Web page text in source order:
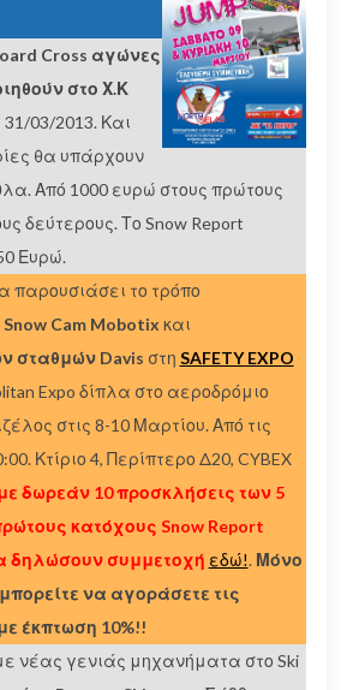
Cross αγώνες
στο Χ.Κ
31/03/2013. Και
θα υπάρχουν
Από 1000 ευρώ στους πρώτους
δεύτερους. Το Snow Report
Ευρώ.
παρουσιάσει το τρόπο
Snow Cam Mobotix και
σταθμών Davis στη SAFETY EXPO
Expo δίπλα στο αεροδρόμιο
στις 8-10 Μαρτίου. Από τις
Κτίριο 4, Περίπτερο Δ20, CYBEX
δωρεάν 10 προσκλήσεις των 5
κατόχους Snow Report
δηλώσουν συμμετοχή εδώ!. Μόνο
να αγοράσετε τις
έκπτωση 10%!!
νέας γενιάς μηχανήματα στο Ski